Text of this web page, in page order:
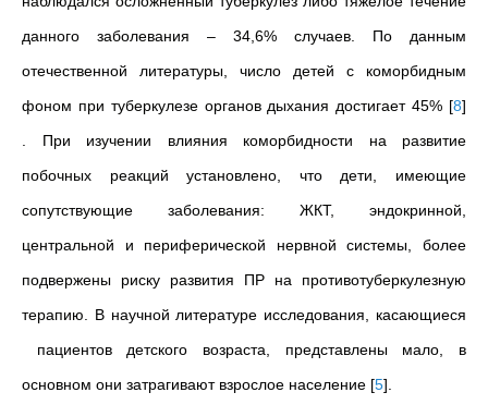
данного заболевания – 34,6% случаев. По данным
отечественной литературы, число детей с коморбидным
фоном при туберкулезе органов дыхания достигает 45% [8]
. При изучении влияния коморбидности на развитие
побочных реакций установлено, что дети, имеющие
сопутствующие заболевания: ЖКТ, эндокринной,
центральной и периферической нервной системы, более
подвержены риску развития ПР на противотуберкулезную
терапию. В научной литературе исследования, касающиеся
пациентов детского возраста, представлены мало, в
основном они затрагивают взрослое население [5]